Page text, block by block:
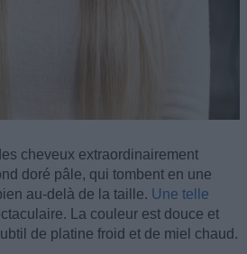
cheveux extraordinairement
doré pâle, qui tombent en une
au-delà de la taille. Une telle
La couleur est douce et
de platine froid et de miel chaud.